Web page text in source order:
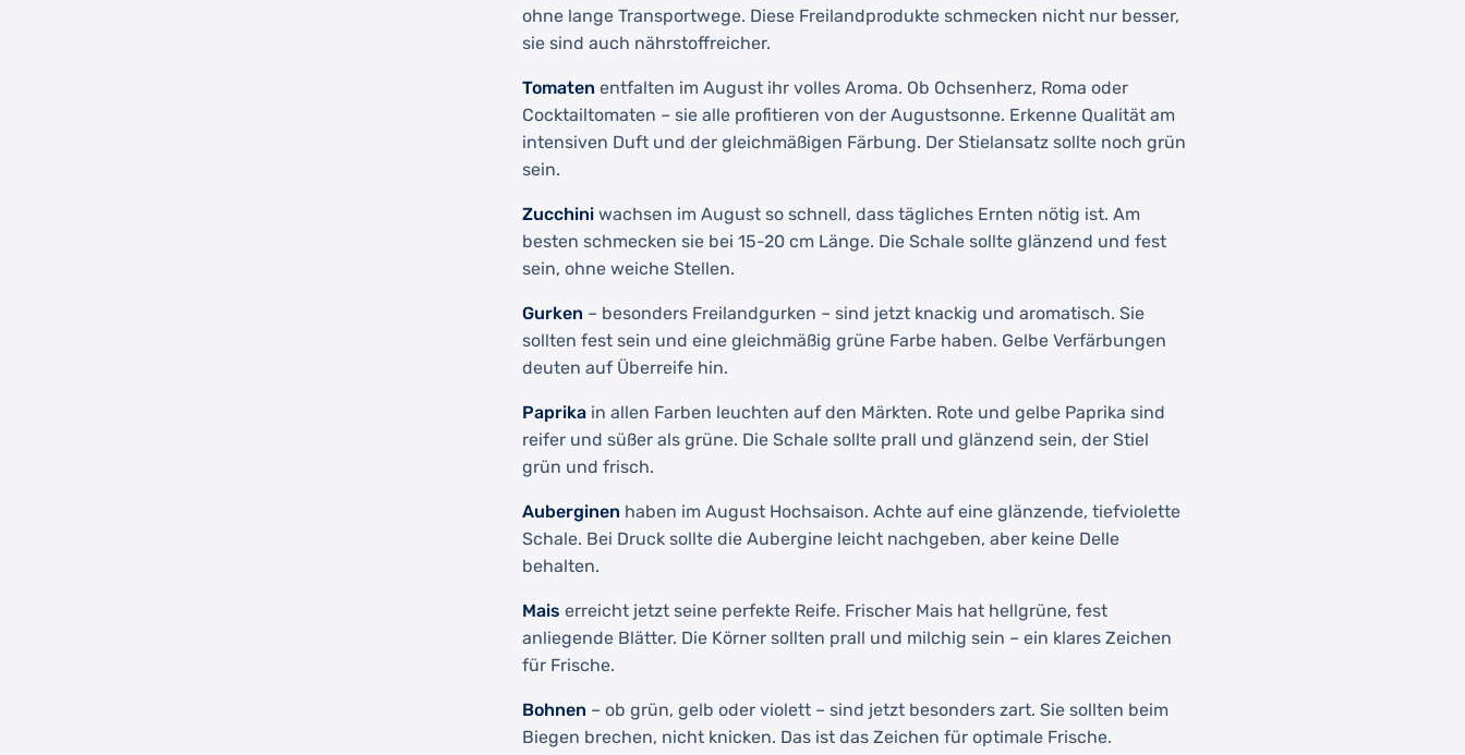
ohne lange Transportwege. Diese Freilandprodukte schmecken nicht nur besser,
sie sind auch nährstoffreicher.
Tomaten entfalten im August ihr volles Aroma. Ob Ochsenherz, Roma oder
Cocktailtomaten – sie alle profitieren von der Augustsonne. Erkenne Qualität am
intensiven Duft und der gleichmäßigen Färbung. Der Stielansatz sollte noch grün
sein.
Zucchini wachsen im August so schnell, dass tägliches Ernten nötig ist. Am
besten schmecken sie bei 15-20 cm Länge. Die Schale sollte glänzend und fest
sein, ohne weiche Stellen.
Gurken – besonders Freilandgurken – sind jetzt knackig und aromatisch. Sie
sollten fest sein und eine gleichmäßig grüne Farbe haben. Gelbe Verfärbungen
deuten auf Überreife hin.
Paprika in allen Farben leuchten auf den Märkten. Rote und gelbe Paprika sind
reifer und süßer als grüne. Die Schale sollte prall und glänzend sein, der Stiel
grün und frisch.
Auberginen haben im August Hochsaison. Achte auf eine glänzende, tiefviolette
Schale. Bei Druck sollte die Aubergine leicht nachgeben, aber keine Delle
behalten.
Mais erreicht jetzt seine perfekte Reife. Frischer Mais hat hellgrüne, fest
anliegende Blätter. Die Körner sollten prall und milchig sein – ein klares Zeichen
für Frische.
Bohnen – ob grün, gelb oder violett – sind jetzt besonders zart. Sie sollten beim
Biegen brechen, nicht knicken. Das ist das Zeichen für optimale Frische.